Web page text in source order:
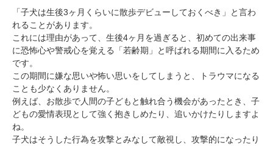
「子犬は生後3ヶ月くらいに散歩デビューしておくべき」と言わ
れることがあります。
これには理由があって、生後4ヶ月を過ぎると、初めての出来事
に恐怖心や警戒心を覚える「若齢期」と呼ばれる期間に入るため
です。
この期間に嫌な思いや怖い思いをしてしまうと、トラウマになる
ことも少なくありません。
例えば、お散歩で人間の子どもと触れ合う機会があったとき、子
どもの愛情表現として強く抱きしめたり、追いかけたりしますよ
ね。
子犬はそうした行為を攻撃とみなして敵視し、攻撃的になったり